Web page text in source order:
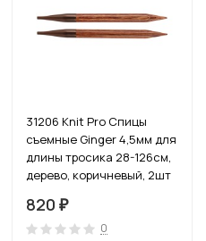
31206 Knit Pro Спицы
съемные Ginger 4,5мм для
длины тросика 28-126см,
дерево, коричневый, 2шт
820 ₽
0